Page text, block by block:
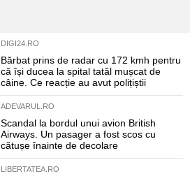
DIGI24.RO
Bărbat prins de radar cu 172 kmh pentru
că își ducea la spital tatăl mușcat de
câine. Ce reacție au avut polițiștii
ADEVARUL.RO
Scandal la bordul unui avion British
Airways. Un pasager a fost scos cu
cătușe înainte de decolare
LIBERTATEA.RO